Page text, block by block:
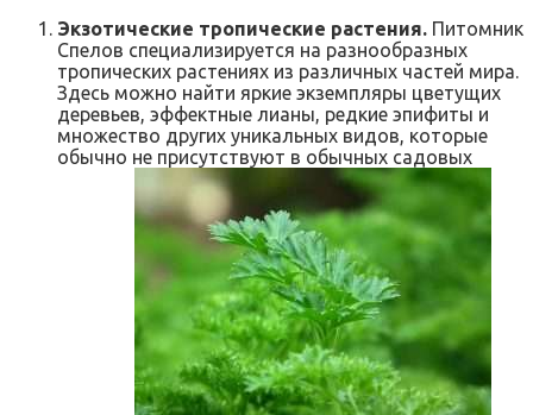
Экзотические тропические растения. Питомник
Спелов специализируется на разнообразных
тропических растениях из различных частей мира.
Здесь можно найти яркие экземпляры цветущих
деревьев, эффектные лианы, редкие эпифиты и
множество других уникальных видов, которые
обычно не присутствуют в обычных садовых